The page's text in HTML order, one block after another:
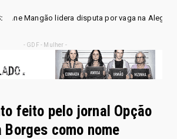
por vaga na Alego em Novo Gama, aponta
- GDF - Mulher -
feito pelo jornal Opção
Borges como nome